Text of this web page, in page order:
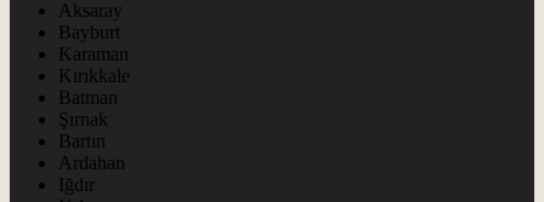
Aksaray
Bayburt
Karaman
Kırıkkale
Batman
Şırnak
Bartın
Ardahan
Iğdır